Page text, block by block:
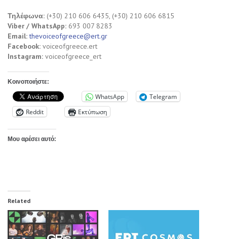
Τηλέφωνα: (+30) 210 606 6435, (+30) 210 606 6815
Viber / WhatsApp: 693 007 8283
Email: thevoiceofgreece@ert.gr
Facebook: voiceofgreece.ert
Instagram: voiceofgreece_ert
Κοινοποιήστε:
WhatsApp
Telegram
Reddit
Εκτύπωση
Μου αρέσει αυτό:
Related